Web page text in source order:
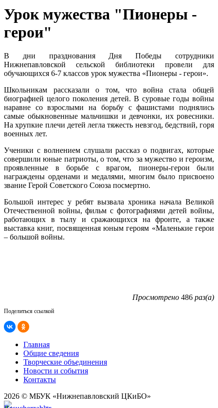
Урок мужества "Пионеры -
герои"
В дни празднования Дня Победы сотрудники
Нижнепавловской сельской библиотеки провели для
обучающихся 6-7 классов урок мужества «Пионеры - герои».
Школьникам рассказали о том, что война стала общей
биографией целого поколения детей. В суровые годы войны
наравне со взрослыми на борьбу с фашистами поднялись
самые обыкновенные мальчишки и девчонки, их ровесники.
На хрупкие плечи детей легла тяжесть невзгод, бедствий, горя
военных лет.
Ученики с волнением слушали рассказ о подвигах, которые
совершили юные патриоты, о том, что за мужество и героизм,
проявленные в борьбе с врагом, пионеры-герои были
награждены орденами и медалями, многим было присвоено
звание Герой Советского Союза посмертно.
Большой интерес у ребят вызвала хроника начала Великой
Отечественной войны, фильм с фотографиями детей войны,
работающих в тылу и сражающихся на фронте, а также
выставка книг, посвященная юным героям «Маленькие герои
– большой войны.
Просмотрено 486 раз(а)
Поделиться ссылкой
Главная
Общие сведения
Творческие объединения
Новости и события
Контакты
2026 © МБУК «Нижнепавловский ЦКиБО»